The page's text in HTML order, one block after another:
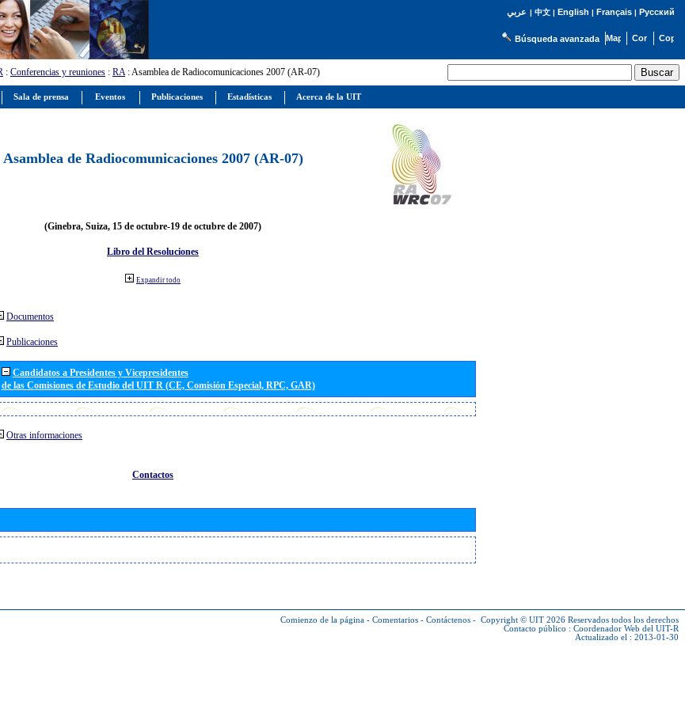
عربي | 中文| English | Français| Русский
Búsqueda avanzada
: Conferencias y reuniones : RA: Asamblea de Radiocomunicaciones 2007 (AR-07)
Asamblea de Radiocomunicaciones 2007 (AR-07)
(Ginebra, Suiza, 15 de octubre-19 de octubre de 2007)
Libro del Resoluciones
Expandir todo
Documentos
Publicaciones
Candidatos a Presidentes y Vicepresidentes
de las Comisiones de Estudio del UIT R (CE, Comisión Especial, RPC, GAR)
Otras informaciones
Contactos
Comienzo de la página - Comentarios - Contáctenos - Copyright © UIT 2026 Reservados todos los derechos
Contacto público : Coordenador Web del UIT-R
Actualizado el : 2013-01-30
Sala de prensa Eventos Publicaciones Estadísticas Acerca de la UIT